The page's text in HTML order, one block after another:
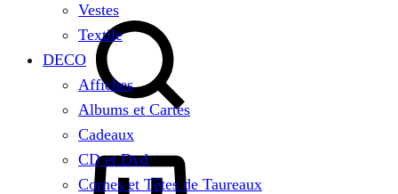
Chercher
Vestes
Textile
DECO
Affiches
Albums et Cartes
Cadeaux
CD et Dvd
Cornes et Têtes de Taureaux